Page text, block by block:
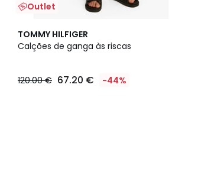
Outlet
TOMMY HILFIGER
Calções de ganga às riscas
120.00 € 67.20 € -44%